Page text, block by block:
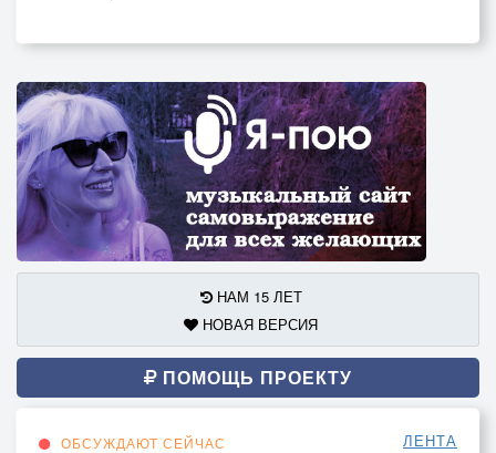
НАМ 15 ЛЕТ
НОВАЯ ВЕРСИЯ
ПОМОЩЬ ПРОЕКТУ
ОБСУЖДАЮТ СЕЙЧАС ЛЕНТА